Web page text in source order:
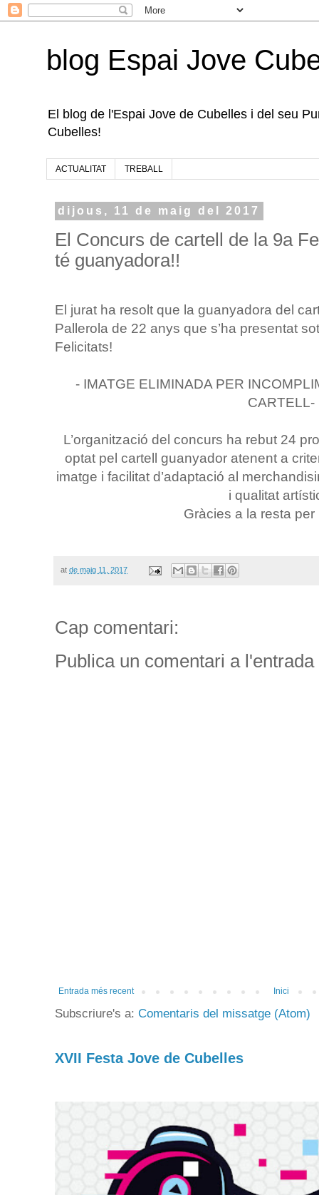
blog Espai Jove
El blog de l'Espai Jove de Cubelles i del seu
Cubelles!
ACTUALITAT TREBALL
dijous, 11 de maig del 2017
El Concurs de cartell de la 9a
té guanyadora!!
El jurat ha resolt que la guanyadora del
Pallerola de 22 anys que s’ha presentat
Felicitats!
- IMATGE ELIMINADA PER
CARTELL-
L’organització del concurs ha rebut 24
optat pel cartell guanyador atenent a
imatge i facilitat d’adaptació al
i qualitat
Gràcies a la resta per
at de maig 11, 2017
Cap comentari:
Publica un comentari a l'entrada
Entrada més recent Inici
Subscriure's a: Comentaris del missatge (Atom)
XVII Festa Jove de Cubelles